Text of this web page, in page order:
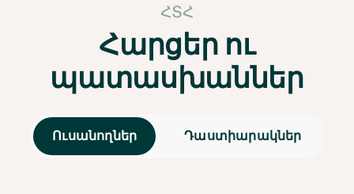
ՀՏՀ
Հարցեր ու
պատասխաններ
Ուսանողներ Դաստիարակներ